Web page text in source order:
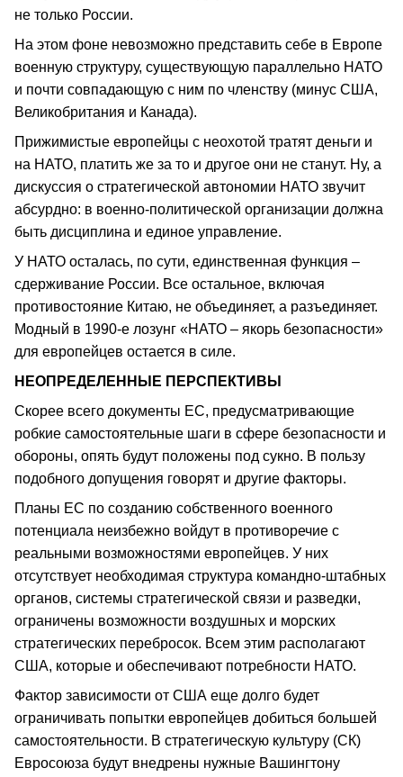
не только России.
На этом фоне невозможно представить себе в Европе
военную структуру, существующую параллельно НАТО
и почти совпадающую с ним по членству (минус США,
Великобритания и Канада).
Прижимистые европейцы с неохотой тратят деньги и
на НАТО, платить же за то и другое они не станут. Ну, а
дискуссия о стратегической автономии НАТО звучит
абсурдно: в военно-политической организации должна
быть дисциплина и единое управление.
У НАТО осталась, по сути, единственная функция –
сдерживание России. Все остальное, включая
противостояние Китаю, не объединяет, а разъединяет.
Модный в 1990-е лозунг «НАТО – якорь безопасности»
для европейцев остается в силе.
НЕОПРЕДЕЛЕННЫЕ ПЕРСПЕКТИВЫ
Скорее всего документы ЕС, предусматривающие
робкие самостоятельные шаги в сфере безопасности и
обороны, опять будут положены под сукно. В пользу
подобного допущения говорят и другие факторы.
Планы ЕС по созданию собственного военного
потенциала неизбежно войдут в противоречие с
реальными возможностями европейцев. У них
отсутствует необходимая структура командно-штабных
органов, системы стратегической связи и разведки,
ограничены возможности воздушных и морских
стратегических перебросок. Всем этим располагают
США, которые и обеспечивают потребности НАТО.
Фактор зависимости от США еще долго будет
ограничивать попытки европейцев добиться большей
самостоятельности. В стратегическую культуру (СК)
Евросоюза будут внедрены нужные Вашингтону